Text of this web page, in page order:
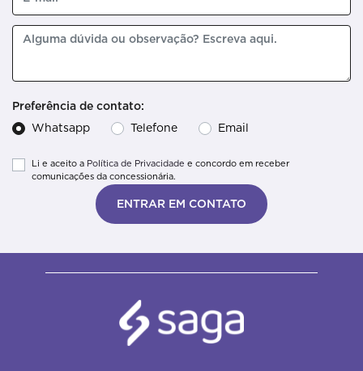
Preferência de contato:
Whatsapp
Telefone Email
Li e aceito a Política de Privacidade e concordo em receber
comunicações da concessionária.
ENTRAR EM CONTATO